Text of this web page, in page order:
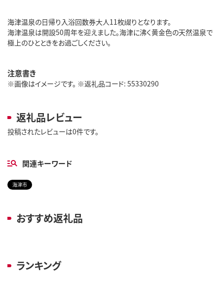
海津温泉の日帰り入浴回数券大人11枚綴りとなります。
海津温泉は開設50周年を迎えました。海津に沸く黄金色の天然温泉で
極上のひとときをお過ごしください。
注意書き
※画像はイメージです。 ※返礼品コード: 55330290
返礼品レビュー
投稿されたレビューは0件です。
関連キーワード
海津市
おすすめ返礼品
ランキング